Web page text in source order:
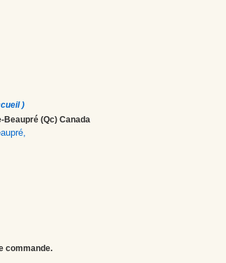
)
Beaupré (Qc) Canada
commande.